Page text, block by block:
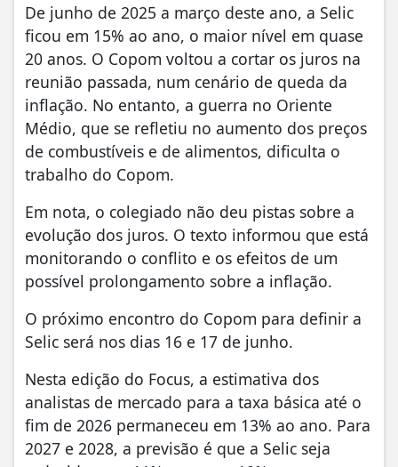
De junho de 2025 a março deste ano, a Selic
ficou em 15% ao ano, o maior nível em quase
20 anos. O Copom voltou a cortar os juros na
reunião passada, num cenário de queda da
inflação. No entanto, a guerra no Oriente
Médio, que se refletiu no aumento dos preços
de combustíveis e de alimentos, dificulta o
trabalho do Copom.
Em nota, o colegiado não deu pistas sobre a
evolução dos juros. O texto informou que está
monitorando o conflito e os efeitos de um
possível prolongamento sobre a inflação.
O próximo encontro do Copom para definir a
Selic será nos dias 16 e 17 de junho.
Nesta edição do Focus, a estimativa dos
analistas de mercado para a taxa básica até o
fim de 2026 permaneceu em 13% ao ano. Para
2027 e 2028, a previsão é que a Selic seja